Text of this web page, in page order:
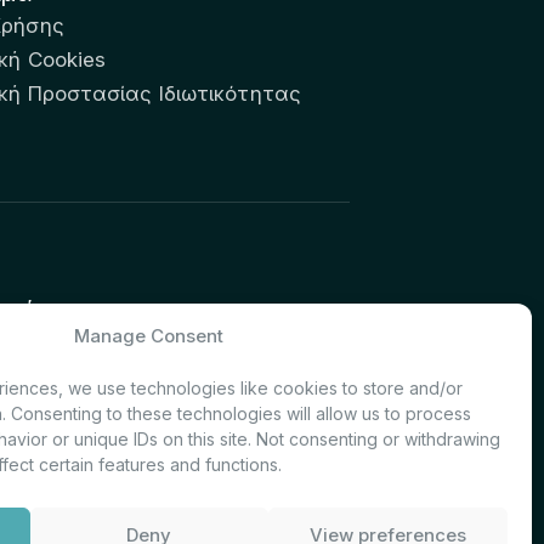
Manage Consent
we use technologies like cookies to store and/or
Consenting to these technologies will allow us to process
or unique IDs on this site. Not consenting or withdrawing
certain features and functions.
Deny View preferences
Cookies
Προστασίας Ιδιωτικότητας
Investor Relations – Τμήμα